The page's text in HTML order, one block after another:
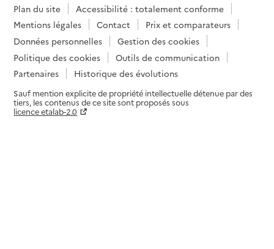
Plan du site
Accessibilité : totalement conforme
Mentions légales
Contact
Prix et comparateurs
Données personnelles
Gestion des cookies
Politique des cookies
Outils de communication
Partenaires
Historique des évolutions
Sauf mention explicite de propriété intellectuelle détenue par des
tiers, les contenus de ce site sont proposés sous
licence etalab-2.0